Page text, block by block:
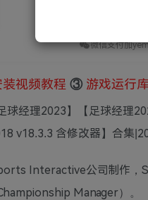
微信支付加
视频教程 ③ 游戏运行
经理2023】【足球经理
v18.3.3 含修改器】合集
Interactive公司制作，
Manager）。